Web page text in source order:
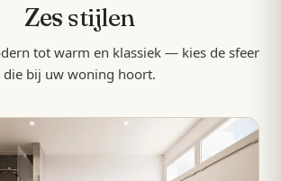
Zes stijlen
tot warm en klassiek — kies de sfeer
die bij uw woning hoort.